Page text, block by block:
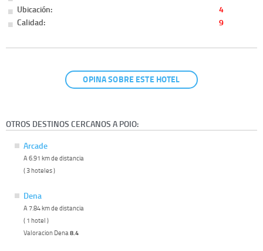
Ubicación:
4
Calidad:
9
OPINA SOBRE ESTE HOTEL
OTROS DESTINOS CERCANOS A POIO:
Arcade
A 6.91 km de distancia
( 3 hoteles )
Dena
A 7.84 km de distancia
( 1 hotel )
Valoracion Dena8.4